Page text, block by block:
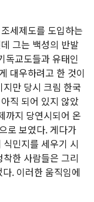
세제도를 도입하는
그는 백성의 반발
독교도들과 유태인
대우하려고 한 것이
만 당시 크림 한국
직 되어 있지 않았
까지 당연시되어 온
로 보였다. 게다가
민지를 세우기 시
한 사람들은 그리
. 이러한 움직임에